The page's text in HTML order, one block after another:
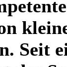
Seit